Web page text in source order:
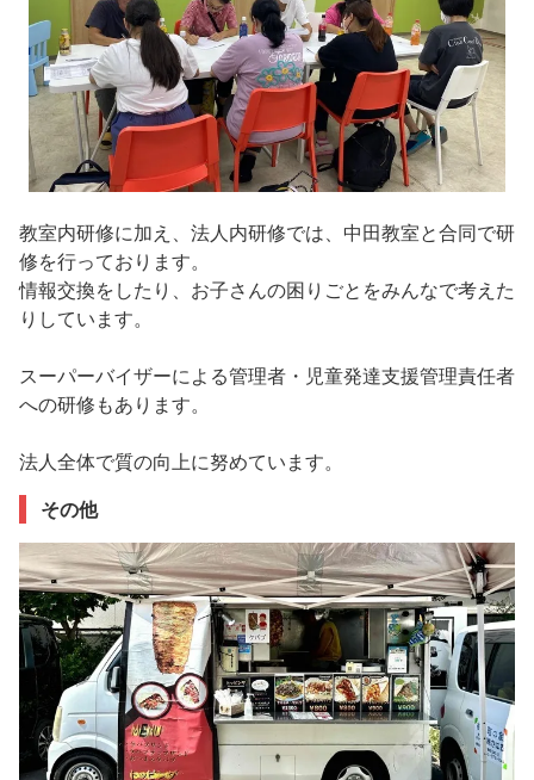
教室内研修に加え、法人内研修では、中田教室と合同で研
修を行っております。
情報交換をしたり、お子さんの困りごとをみんなで考えた
りしています。
スーパーバイザーによる管理者・児童発達支援管理責任者
への研修もあります。
法人全体で質の向上に努めています。
その他